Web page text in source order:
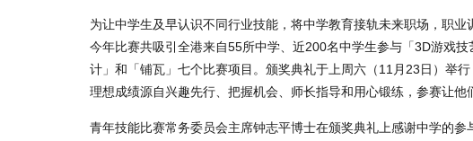
为让中学生及早认识不同行业技能，将中学教育接轨未来职场，职
今年比赛共吸引全港来自55所中学、近200名中学生参与「3D游戏
计」和「铺瓦」七个比赛项目。颁奖典礼于上周六（11月23日）举
理想成绩源自兴趣先行、把握机会、师长指导和用心锻练，参赛让他
青年技能比赛常务委员会主席钟志平博士在颁奖典礼上感谢中学的